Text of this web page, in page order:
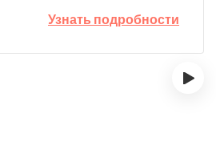
Узнать подробности
›